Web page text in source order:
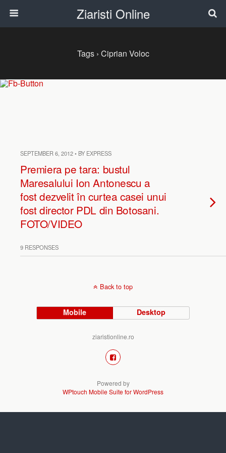
Ziaristi Online
Tags › Ciprian Voloc
SEPTEMBER 6, 2012 • BY EXPRESS
Premiera pe tara: bustul
Maresalului Ion Antonescu a
fost dezvelit în curtea casei unui
fost director PDL din Botosani.
FOTO/VIDEO
9 RESPONSES
Back to top
Mobile Desktop
ziaristionline.ro
Powered by
WPtouch Mobile Suite for WordPress